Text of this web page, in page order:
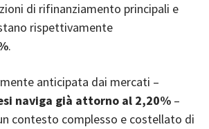
di rifinanziamento principali e
rispettivamente
.
anticipata dai mercati –
naviga già attorno al 2,20% –
contesto complesso e costellato di